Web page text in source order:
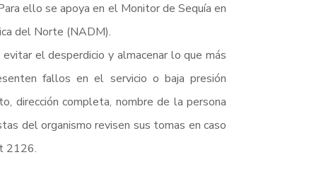
ello se apoya en el Monitor de Sequía en
del Norte (NADM).
el desperdicio y almacenar lo que más
fallos en el servicio o baja presión
dirección completa, nombre de la persona
del organismo revisen sus tomas en caso
2126.